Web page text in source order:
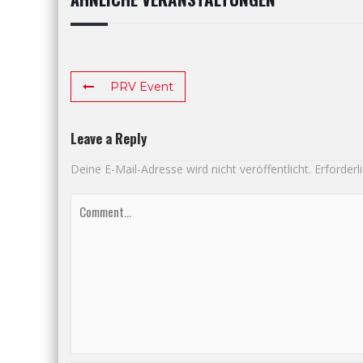
PRV Event
Leave a Reply
Deine E-Mail-Adresse wird nicht veröffentlicht.